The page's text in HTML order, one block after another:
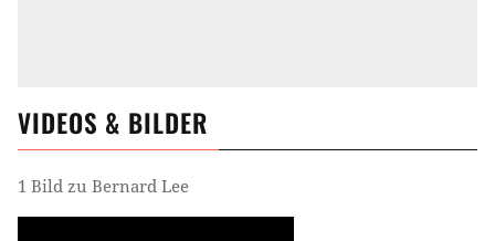
VIDEOS & BILDER
1 Bild zu Bernard Lee